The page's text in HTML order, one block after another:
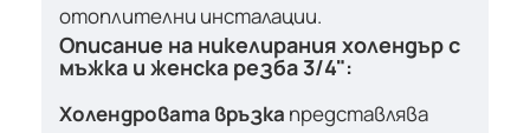
отоплителни инсталации.
Описание на никелирания холендърс
мъжка и женска резба 3/4":
Холендровата връзка представлява